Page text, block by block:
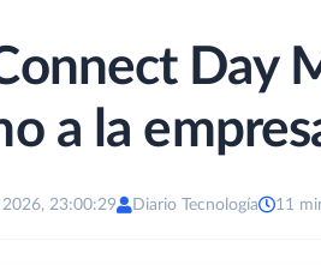
Day
a la
23:00:29 Diario Tecnología 11